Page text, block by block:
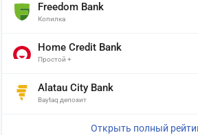
Freedom Bank
Копилка
Home Credit Bank
Простой +
Alatau City Bank
Baytaq депозит
Открыть полный